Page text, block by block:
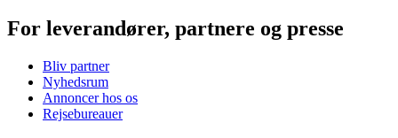
For leverandører, partnere og presse
Bliv partner
Nyhedsrum
Annoncer hos os
Rejsebureauer